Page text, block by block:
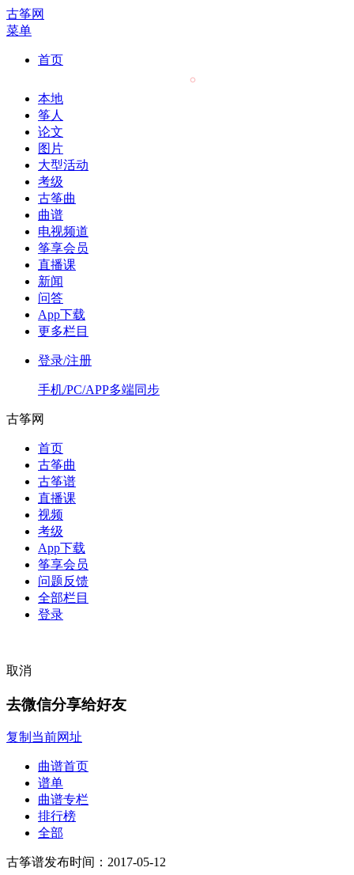
古筝网
菜单
首页
本地
筝人
论文
图片
大型活动
考级
古筝曲
曲谱
电视频道
筝享会员
直播课
新闻
问答
App下载
更多栏目
登录/注册
手机/PC/APP多端同步
古筝网
首页
古筝曲
古筝谱
直播课
视频
考级
App下载
筝享会员
问题反馈
全部栏目
登录
取消
去微信分享给好友
复制当前网址
曲谱首页
谱单
曲谱专栏
排行榜
全部
古筝谱发布时间：2017-05-12